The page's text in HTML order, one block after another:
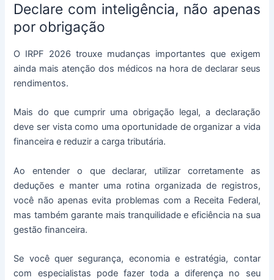
Declare com inteligência, não apenas
por obrigação
O IRPF 2026 trouxe mudanças importantes que exigem
ainda mais atenção dos médicos na hora de declarar seus
rendimentos.
Mais do que cumprir uma obrigação legal, a declaração
deve ser vista como uma oportunidade de organizar a vida
financeira e reduzir a carga tributária.
Ao entender o que declarar, utilizar corretamente as
deduções e manter uma rotina organizada de registros,
você não apenas evita problemas com a Receita Federal,
mas também garante mais tranquilidade e eficiência na sua
gestão financeira.
Se você quer segurança, economia e estratégia, contar
com especialistas pode fazer toda a diferença no seu